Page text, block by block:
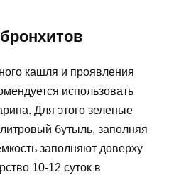
кашля и проявления
использовать
Для этого зеленые
бутыль, заполняя
заполняют доверху
10-12 суток в